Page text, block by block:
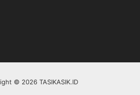
© 2026 TASIKASIK.ID